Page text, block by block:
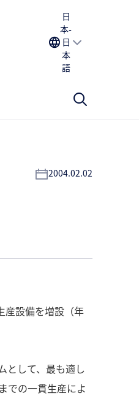
日
本-
日
本
語
2004.02.02
産設備を増設（年
として、最も適し
での一貫生産によ